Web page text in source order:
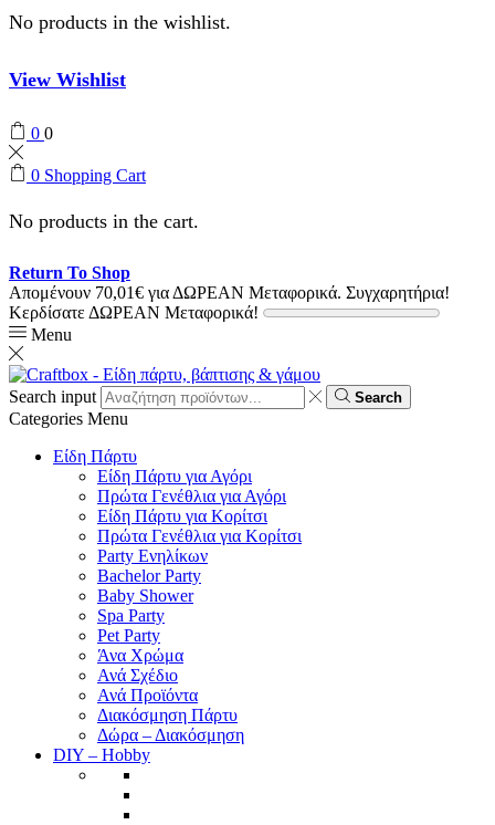
No products in the wishlist.
View Wishlist
0 0
0 Shopping Cart
No products in the cart.
Return To Shop
Απομένουν 70,01€ για ΔΩΡΕΑΝ Μεταφορικά. Συγχαρητήρια!
Κερδίσατε ΔΩΡΕΑΝ Μεταφορικά!
Menu
Search input Search
Categories Menu
Είδη Πάρτυ
Είδη Πάρτυ για Αγόρι
Πρώτα Γενέθλια για Αγόρι
Είδη Πάρτυ για Κορίτσι
Πρώτα Γενέθλια για Κορίτσι
Party Ενηλίκων
Bachelor Party
Baby Shower
Spa Party
Pet Party
Άνα Χρώμα
Ανά Σχέδιο
Ανά Προϊόντα
Διακόσμηση Πάρτυ
Δώρα – Διακόσμηση
DIY – Hobby